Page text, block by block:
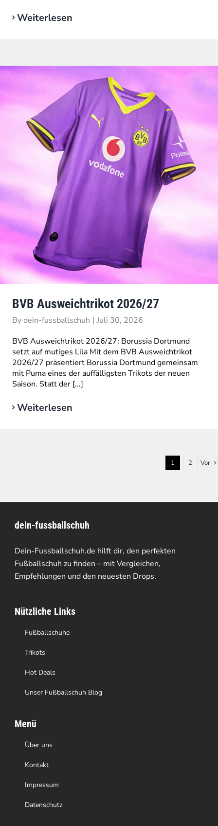
Weiterlesen
BVB Ausweichtrikot 2026/27
Bydein-fussballschuh | Juli 30, 2026
BVB Ausweichtrikot 2026/27: Borussia Dortmund
setzt auf mutiges Lila Mit dem BVB Ausweichtrikot
2026/27 präsentiert Borussia Dortmund gemeinsam
mit Puma eines der auffälligsten Trikots der neuen
Saison. Statt der [...]
Weiterlesen
1 2 Vor
dein-fussballschuh
Dein-Fussballschuh.de hilft dir, den perfekten
Fußballschuh zu finden – mit Vergleichen,
Empfehlungen und den neuesten Drops.
Nützliche Links
Fußballschuhe
Trikots
Hot Deals
Unser Fußballschuh Blog
Menü
Über uns
Kontakt
Impressum
Datenschutz